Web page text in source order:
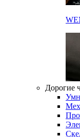
Дорогие